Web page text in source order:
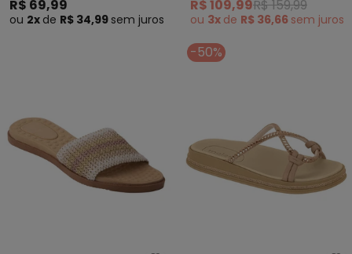
R$ 69,99
ou 2x de R$ 34,99 sem juros
R$ 109,99R$ 159,99
ou 3x de R$ 36,66 sem juros
-50%